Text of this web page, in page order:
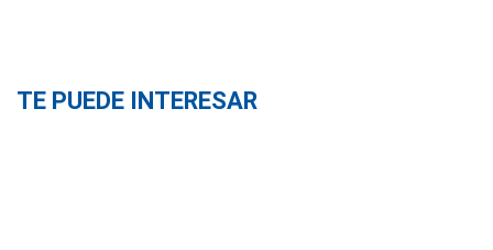
TE PUEDE INTERESAR